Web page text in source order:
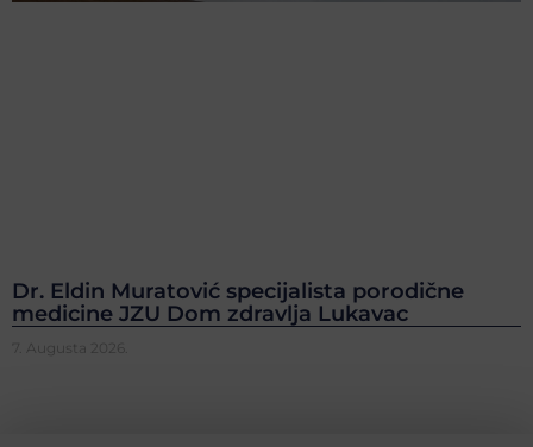
Dr. Eldin Muratović specijalista porodične
medicine JZU Dom zdravlja Lukavac
7. Augusta 2026.